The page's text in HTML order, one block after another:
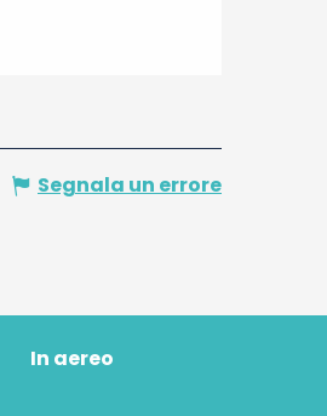
Segnala un errore
In aereo